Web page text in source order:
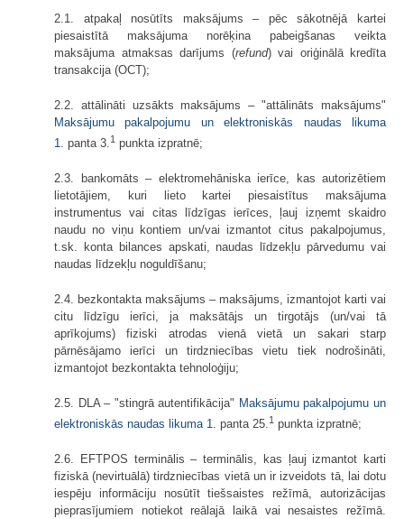
2.1. atpakaļ nosūtīts maksājums – pēc sākotnējā kartei
piesaistītā maksājuma norēķina pabeigšanas veikta
maksājuma atmaksas darījums (refund) vai oriģinālā kredīta
transakcija (OCT);
2.2. attālināti uzsākts maksājums – "attālināts maksājums"
Maksājumu pakalpojumu un elektroniskās naudas likuma
1.
panta 3. 1 punkta izpratnē;
2.3. bankomāts – elektromehāniska ierīce, kas autorizētiem
lietotājiem, kuri lieto kartei piesaistītus maksājuma
instrumentus vai citas līdzīgas ierīces, ļauj izņemt skaidro
naudu no viņu kontiem un/vai izmantot citus pakalpojumus,
t.sk. konta bilances apskati, naudas līdzekļu pārvedumu vai
naudas līdzekļu noguldīšanu;
2.4. bezkontakta maksājums – maksājums, izmantojot karti vai
citu līdzīgu ierīci, ja maksātājs un tirgotājs (un/vai tā
aprīkojums) fiziski atrodas vienā vietā un sakari starp
pārnēsājamo ierīci un tirdzniecības vietu tiek nodrošināti,
izmantojot bezkontakta tehnoloģiju;
2.5. DLA – "stingrā autentifikācija" Maksājumu pakalpojumu un
elektroniskās naudas likuma 1. panta 25.1 punkta izpratnē;
2.6. EFTPOS terminālis – terminālis, kas ļauj izmantot karti
fiziskā (nevirtuālā) tirdzniecības vietā un ir izveidots tā, lai dotu
iespēju informāciju nosūtīt tiešsaistes režīmā, autorizācijas
pieprasījumiem notiekot reālajā laikā vai nesaistes režīmā.